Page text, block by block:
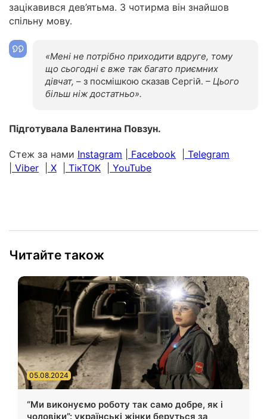
зацікавився дев’ятьма. З чотирма він знайшов
спільну мову.
«Мені не потрібно приходити вдруге, тому
що сьогодні є вже так багато приємних
дівчат, – з посмішкою сказав Сергій. – Цього
більш ніж достатньо».
Підготувала Валентина Повзун.
Стеж за нами Instagram Facebook
Telegram
Viber Х ТікТОК YouTube
Читайте також
05.08.2024
“Ми виконуємо роботу так само добре, як і
чоловіки”: українські жінки беруться за